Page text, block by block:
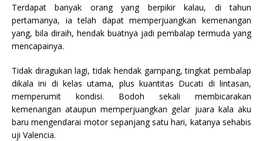
Terdapat banyak orang yang berpikir kalau, di tahun
pertamanya, ia telah dapat memperjuangkan kemenangan
yang, bila diraih, hendak buatnya jadi pembalap termuda yang
mencapainya.
Tidak diragukan lagi, tidak hendak gampang, tingkat pembalap
dikala ini di kelas utama, plus kuantitas Ducati di lintasan,
memperumit kondisi. Bodoh sekali membicarakan
kemenangan ataupun memperjuangkan gelar juara kala aku
baru mengendarai motor sepanjang satu hari, katanya sehabis
uji Valencia.